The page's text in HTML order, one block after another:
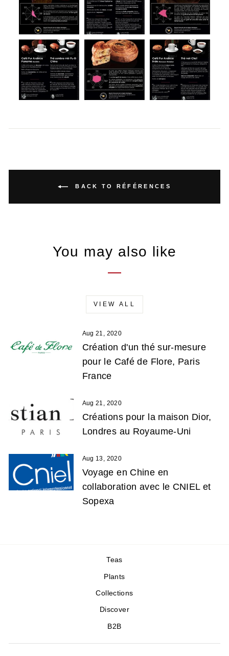
BACK TO RÉFÉRENCES
You may also like
VIEW ALL
Aug 21, 2020
Création d'un thé sur-mesure
pour le Café de Flore, Paris
France
Aug 21, 2020
Créations pour la maison Dior,
Londres au Royaume-Uni
Aug 13, 2020
Voyage en Chine en
collaboration avec le CNIEL et
Sopexa
Teas
Plants
Collections
Discover
B2B